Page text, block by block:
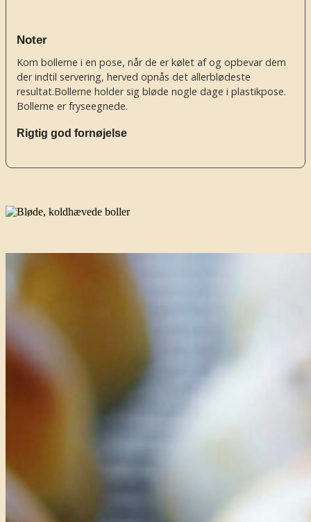
Noter
Kom bollerne i en pose, når de er kølet af og opbevar dem
der indtil servering, herved opnås det allerblødeste
resultat.Bollerne holder sig bløde nogle dage i plastikpose.
Bollerne er fryseegnede.
Rigtig god fornøjelse